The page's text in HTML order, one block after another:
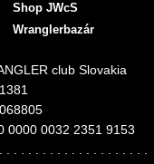
Shop JWcS
Wranglerbazár
club Slovakia
0000 0032 2351 9153
. . . . . . . . . . . . . . . . . . . .